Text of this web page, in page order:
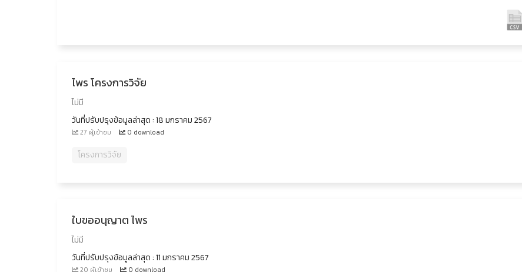
ไพร โครงการวิจัย
ไม่มี
วันที่ปรับปรุงข้อมูลล่าสุด : 18 มกราคม 2567
27 ผู้เข้าชม 0 download
โครงการวิจัย
ใบขออนุญาต ไพร
ไม่มี
วันที่ปรับปรุงข้อมูลล่าสุด : 11 มกราคม 2567
20 ผู้เข้าชม 0 download